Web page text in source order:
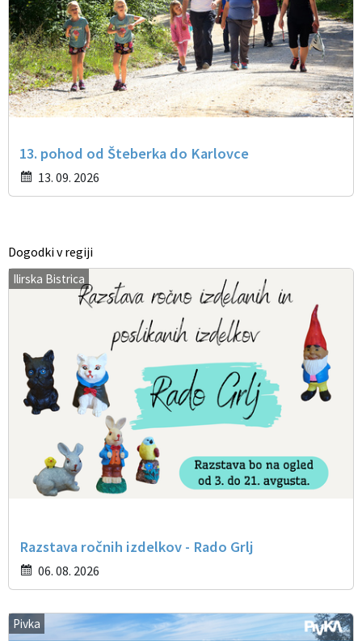
13. pohod od Šteberka do Karlovce
13. 09. 2026
Dogodki v regiji
Ilirska Bistrica
Razstava ročnih izdelkov - Rado Grlj
06. 08. 2026
Pivka